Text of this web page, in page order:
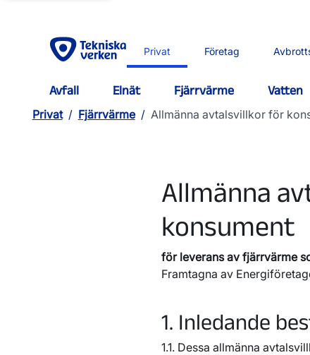
Privat Företag
Avfall Elnät Fjärrvärme Vatten
Privat / Fjärrvärme / Allmänna avtalsvillkor för
Allmänna
konsument
för leverans av fjärrvärme
Framtagna av
1. Inledande
1.1. Dessa allmänna